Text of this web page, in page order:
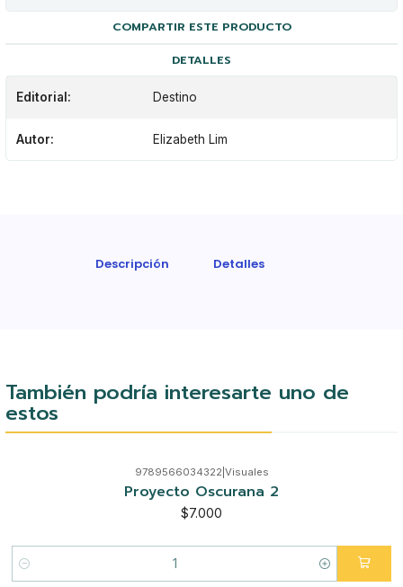
COMPARTIR ESTE PRODUCTO
DETALLES
Editorial: Destino
Autor: Elizabeth Lim
Descripción Detalles
También podría interesarte uno de
estos
9789566034322 Visuales
Proyecto Oscurana 2
$7.000
Cantidad